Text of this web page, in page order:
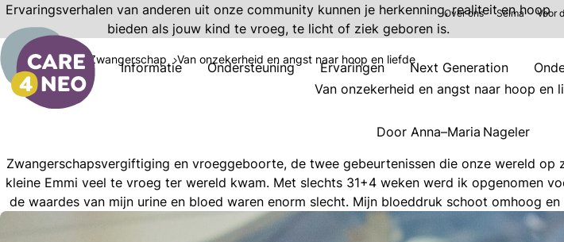
Informatie Ondersteuning Ervaringen Next Generation
Over ons Selma Voor
Ervaringsverhalen van anderen uit onze community kunnen je herkenning, realiteit en hoop
bieden als jouw kind te vroeg, te licht of ziek geboren is.
Ervaringen Zwangerschap Van onzekerheid en angst naar hoop en liefde
Van onzekerheid en angst naar hoop en
Door Anna–Maria Nageler
Zwangerschapsvergiftiging en vroeggeboorte, de twee gebeurtenissen die onze wereld
kleine Emmi veel te vroeg ter wereld kwam. Met slechts 31+4 weken werd ik opgenomen
de waardes van mijn urine en bloed waren enorm slecht. Mijn bloeddruk schoot omhoog